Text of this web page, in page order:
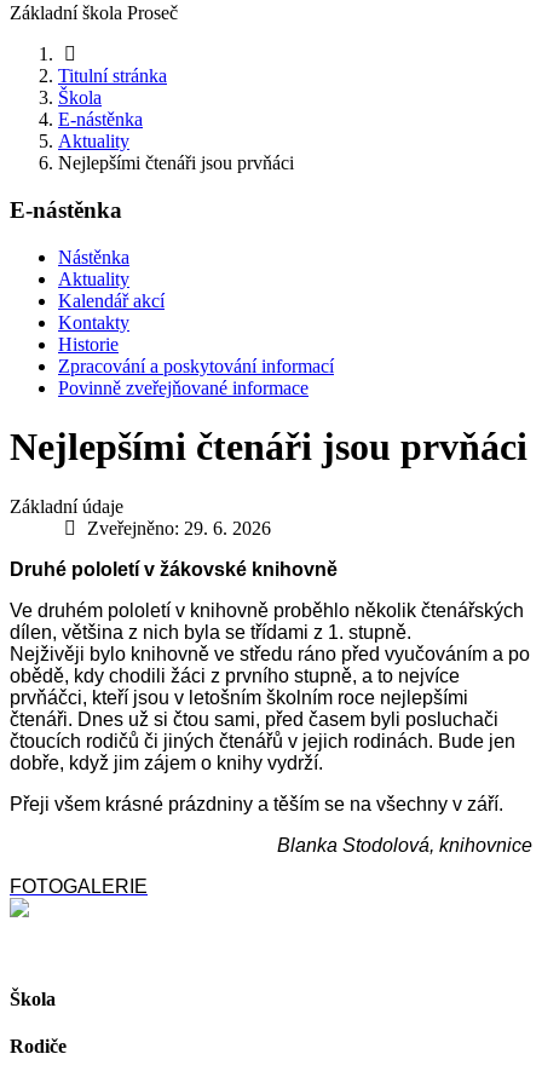
Základní škola Proseč
Titulní stránka
Škola
E-nástěnka
Aktuality
Nejlepšími čtenáři jsou prvňáci
E-nástěnka
Nástěnka
Aktuality
Kalendář akcí
Kontakty
Historie
Zpracování a poskytování informací
Povinně zveřejňované informace
Nejlepšími čtenáři jsou prvňáci
Základní údaje
Zveřejněno: 29. 6. 2026
Druhé pololetí v žákovské knihovně
Ve druhém pololetí v knihovně proběhlo několik čtenářských
dílen, většina z nich byla se třídami z 1. stupně.
Nejživěji bylo knihovně ve středu ráno před vyučováním a po
obědě, kdy chodili žáci z prvního stupně, a to nejvíce
prvňáčci, kteří jsou v letošním školním roce nejlepšími
čtenáři. Dnes už si čtou sami, před časem byli posluchači
čtoucích rodičů či jiných čtenářů v jejich rodinách. Bude jen
dobře, když jim zájem o knihy vydrží.
Přeji všem krásné prázdniny a těším se na všechny v září.
Blanka Stodolová, knihovnice
FOTOGALERIE
Škola
Rodiče